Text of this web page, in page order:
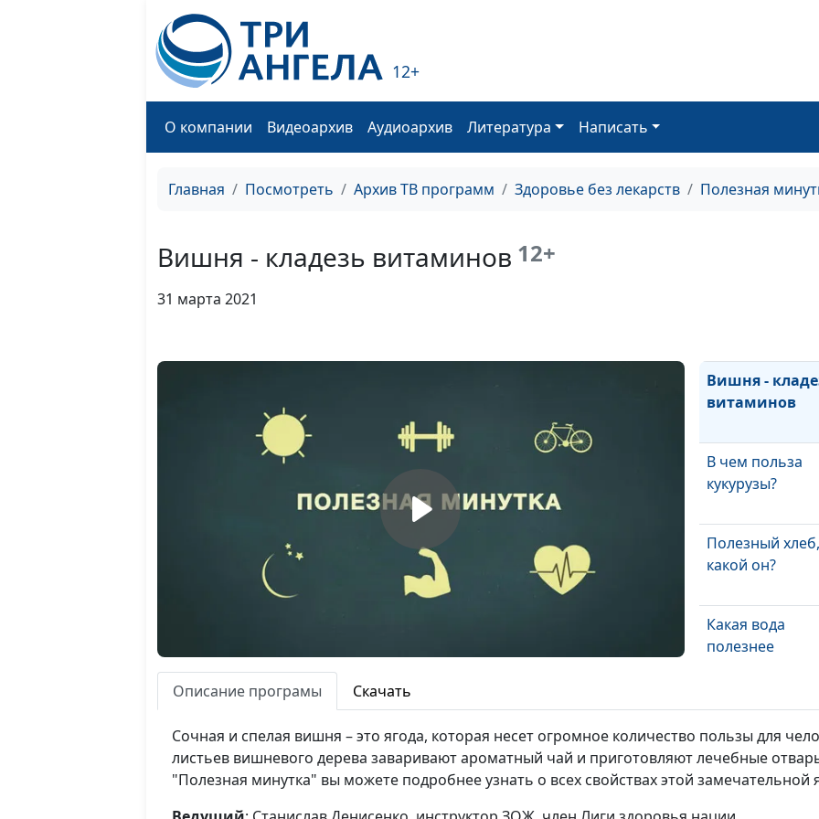
12+
О компании Видеоархив Аудиоархив Литература Написать
Главная Посмотреть Архив ТВ программ Здоровье без лекарств Полезная
Вишня - кладезь витаминов 12+
31 марта 2021
питания детей
Вишня -
витаминов
В чем польза
кукурузы?
Полезный хлеб,
какой он?
Какая вода
полезнее
Чем полезен
Польза
для здоровья
Описание програмы Скачать
Сочная и спелая вишня – это ягода, которая несет огромное количество пользы для
листьев вишневого дерева заваривают ароматный чай и приготовляют лечебные
"Полезная минутка" вы можете подробнее узнать о всех свойствах этой замечательной